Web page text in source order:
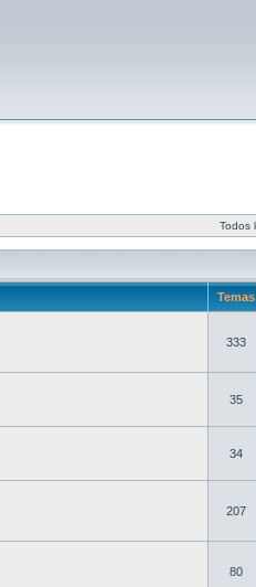
Todos
Temas
333
35
34
207
80